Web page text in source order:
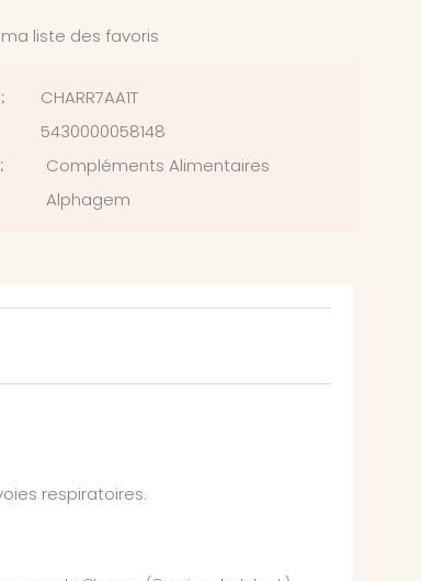
liste des favoris
CHARR7AA1T
5430000058148
Compléments Alimentaires
Alphagem
respiratoires.